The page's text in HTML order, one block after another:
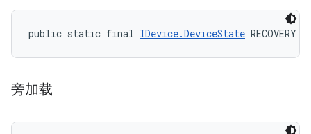
public static final IDevice.DeviceState RECOVERY
旁加载